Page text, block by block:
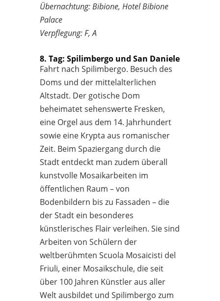
Übernachtung: Bibione, Hotel Bibione
Palace
Verpflegung: F, A
8. Tag: Spilimbergo und San Daniele
Fahrt nach Spilimbergo. Besuch des
Doms und der mittelalterlichen
Altstadt. Der gotische Dom
beheimatet sehenswerte Fresken,
eine Orgel aus dem 14. Jahrhundert
sowie eine Krypta aus romanischer
Zeit. Beim Spaziergang durch die
Stadt entdeckt man zudem überall
kunstvolle Mosaikarbeiten im
öffentlichen Raum – von
Bodenbildern bis zu Fassaden – die
der Stadt ein besonderes
künstlerisches Flair verleihen. Sie sind
Arbeiten von Schülern der
weltberühmten Scuola Mosaicisti del
Friuli, einer Mosaikschule, die seit
über 100 Jahren Künstler aus aller
Welt ausbildet und Spilimbergo zum